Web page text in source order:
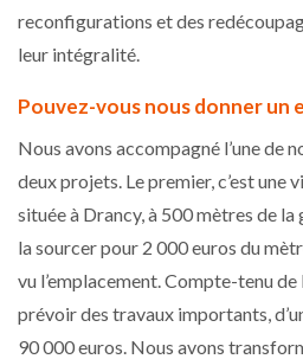
reconfigurations et des
leur intégralité.
Pouvez-vous nous donner un
Nous avons accompagné l’une de
deux projets. Le premier, c’est une
située à Drancy, à 500 mètres de la
la sourcer pour 2 000 euros du
vu l’emplacement. Compte-tenu
prévoir des travaux importants,
90 000 euros. Nous avons